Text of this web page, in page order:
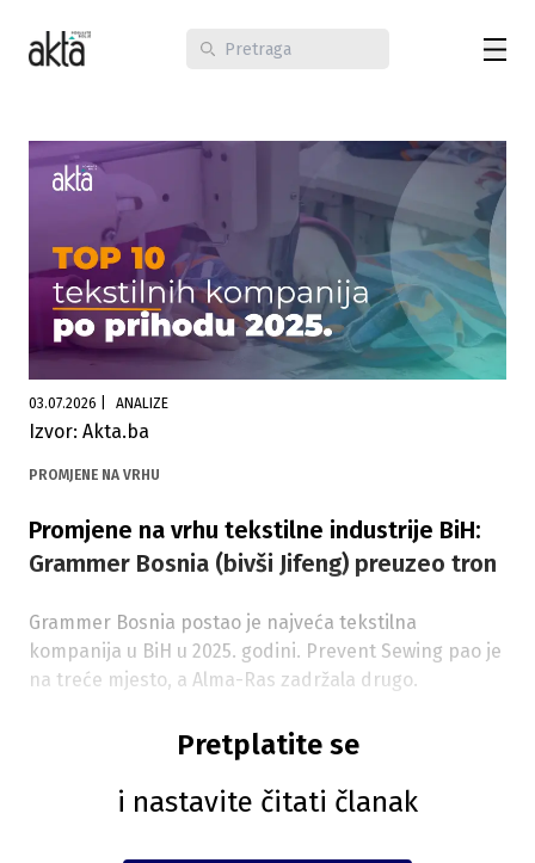
03.07.2026 ANALIZE
Izvor: Akta.ba
PROMJENE NA VRHU
Promjene na vrhu tekstilne industrije BiH:
Grammer Bosnia (bivši Jifeng) preuzeo tron
Grammer Bosnia postao je najveća tekstilna
kompanija u BiH u 2025. godini. Prevent Sewing pao je
na treće mjesto, a Alma-Ras zadržala drugo.
Pretplatite se
i nastavite čitati članak